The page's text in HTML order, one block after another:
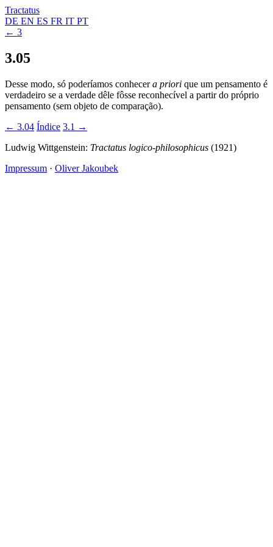
Tractatus
DE EN ES FR IT PT
← 3
3.05
Desse modo, só poderíamos conhecera priori que um pensamento é
verdadeiro se a verdade dêle fôsse reconhecível a partir do próprio
pensamento (sem objeto de comparação).
← 3.04 Índice 3.1 →
Ludwig Wittgenstein: Tractatus logico-philosophicus (1921)
Impressum · Oliver Jakoubek